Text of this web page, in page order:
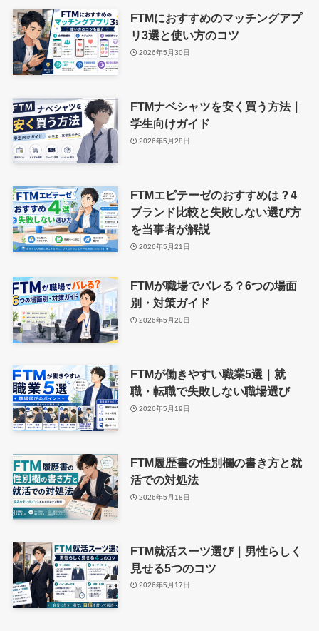
FTMにおすすめのマッチングアプ
リ3選と使い方のコツ
2026年5月30日
FTMナベシャツを安く買う方法｜
学生向けガイド
2026年5月28日
FTMエピテーゼのおすすめは？4
ブランド比較と失敗しない選び方
を当事者が解説
2026年5月21日
FTMが職場でバレる？6つの場面
別・対策ガイド
2026年5月20日
FTMが働きやすい職業5選｜就
職・転職で失敗しない職場選び
2026年5月19日
FTM履歴書の性別欄の書き方と就
活での対処法
2026年5月18日
FTM就活スーツ選び｜男性らしく
見せる5つのコツ
2026年5月17日